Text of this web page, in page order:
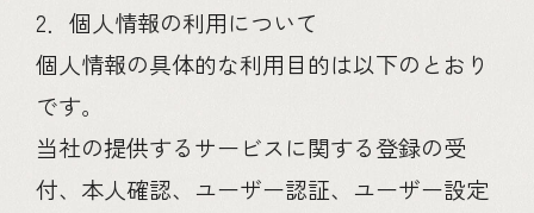
2．個人情報の利用について
個人情報の具体的な利用目的は以下のとおり
です。
当社の提供するサービスに関する登録の受
付、本人確認、ユーザー認証、ユーザー設定